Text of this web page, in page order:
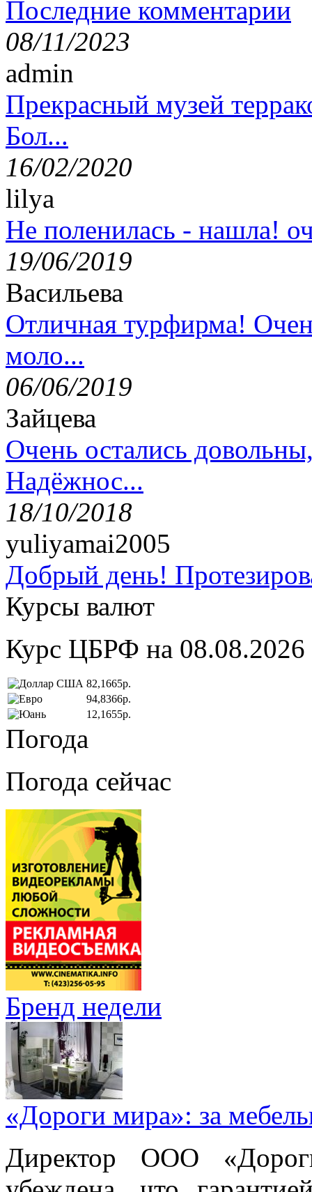
Последние комментарии
08/11/2023
admin
Прекрасный музей
Бол...
16/02/2020
lilya
Не поленилась - нашла!
19/06/2019
Васильева
Отличная турфирма!
моло...
06/06/2019
Зайцева
Очень остались
Надёжнос...
18/10/2018
yuliyamai2005
Добрый день!
Курсы валют
Курс ЦБРФ на 08.08.2026
82,1665р.
94,8366р.
12,1655р.
Погода
Погода сейчас
Бренд недели
«Дороги мира»: за
Директор ООО